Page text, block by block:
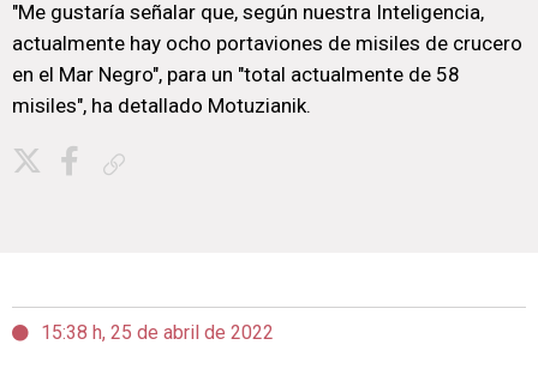
"Me gustaría señalar que, según nuestra Inteligencia,
actualmente hay ocho portaviones de misiles de crucero
en el Mar Negro", para un "total actualmente de 58
misiles", ha detallado Motuzianik.
15:38 h, 25 de abril de 2022